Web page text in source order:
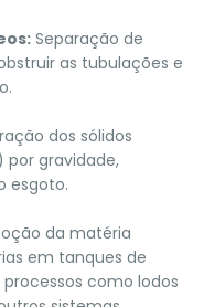
Separação de
as tubulações e
dos sólidos
por gravidade,
esgoto.
da matéria
em tanques de
como lodos